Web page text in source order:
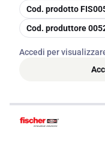
copia
Cod. prodotto
copia
Cod. produttore
Accedi per